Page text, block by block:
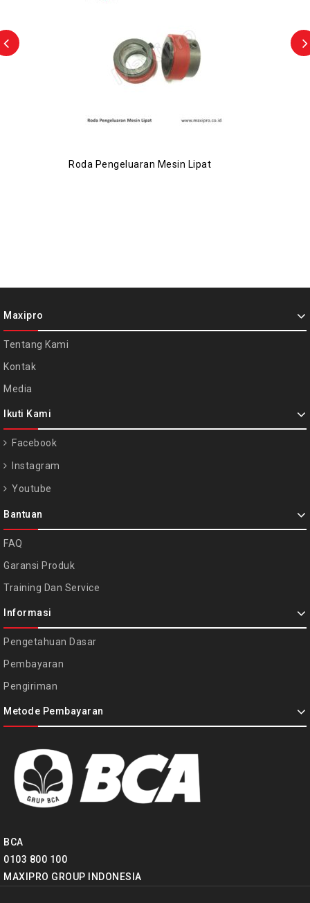
Roda Pengeluaran Mesin Lipat
Maxipro
Tentang Kami
Kontak
Media
Ikuti Kami
Facebook
Instagram
Youtube
Bantuan
FAQ
Garansi Produk
Training Dan Service
Informasi
Pengetahuan Dasar
Pembayaran
Pengiriman
Metode Pembayaran
BCA
0103 800 100
MAXIPRO GROUP INDONESIA